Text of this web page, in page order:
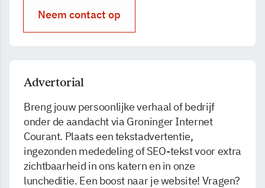
Neem contact op
Advertorial
Breng jouw persoonlijke verhaal of bedrijf
onder de aandacht via Groninger Internet
Courant. Plaats een tekstadvertentie,
ingezonden mededeling of SEO-tekst voor extra
zichtbaarheid in ons katern en in onze
luncheditie. Een boost naar je website! Vragen?